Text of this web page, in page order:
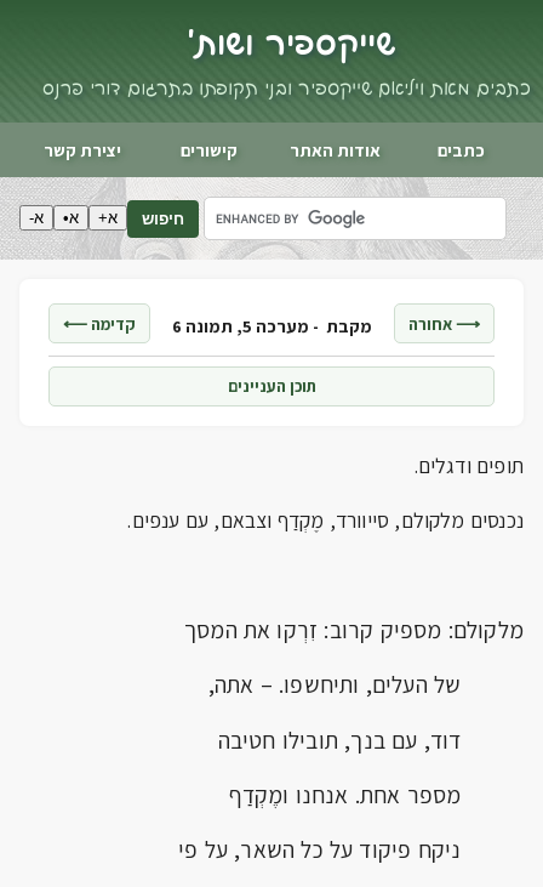
שייקספיר ושות'
כתבים מאת ויליאם שייקספיר ובני תקופתו בתרגום דורי פרנס
כתבים אודות האתר קישורים יצירת קשר
חיפוש א+ א• א-
⟶ אחורה מקבת - מערכה 5, תמונה 6 קדימה ⟵
תוכן העניינים
תופים ודגלים.
נכנסים מלקולם, סייוורד, מֶקְדַף וצבאם, עם ענפים.
מלקולם: מספיק קרוב: זִרְקו את המסך
של העלים, ותיחשפו. – אתה,
דוד, עם בנך, תובילו חטיבה
מספר אחת. אנחנו ומֶקְדַף
ניקח פיקוד על כל השאר, על פי